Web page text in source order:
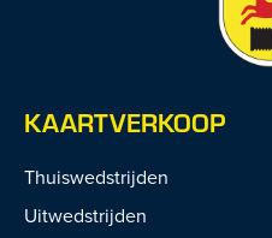
KAARTVERKOOP
Thuiswedstrijden
Uitwedstrijden